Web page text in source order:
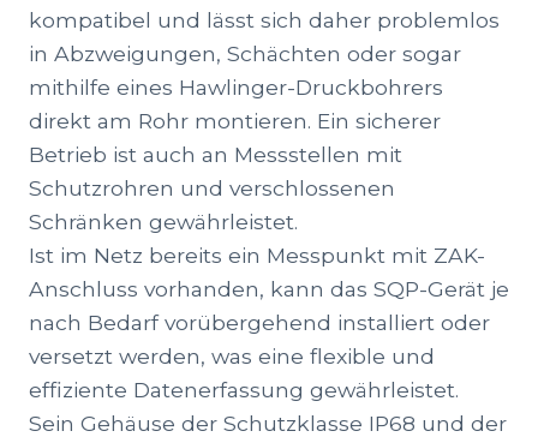
kompatibel und lässt sich daher problemlos
in Abzweigungen, Schächten oder sogar
mithilfe eines Hawlinger-Druckbohrers
direkt am Rohr montieren. Ein sicherer
Betrieb ist auch an Messstellen mit
Schutzrohren und verschlossenen
Schränken gewährleistet.
Ist im Netz bereits ein Messpunkt mit ZAK-
Anschluss vorhanden, kann das SQP-Gerät je
nach Bedarf vorübergehend installiert oder
versetzt werden, was eine flexible und
effiziente Datenerfassung gewährleistet.
Sein Gehäuse der Schutzklasse IP68 und der